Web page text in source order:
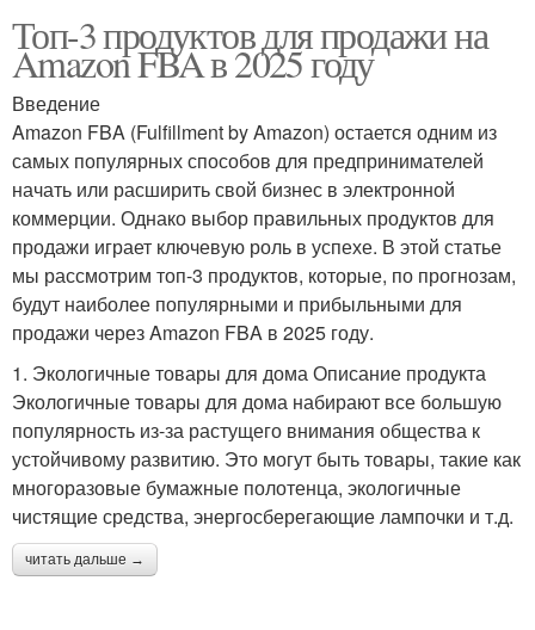
Топ-3 продуктов для продажи на
Amazon FBA в 2025 году
Введение
Amazon FBA (Fulfillment by Amazon) остается одним из
самых популярных способов для предпринимателей
начать или расширить свой бизнес в электронной
коммерции. Однако выбор правильных продуктов для
продажи играет ключевую роль в успехе. В этой статье
мы рассмотрим топ-3 продуктов, которые, по прогнозам,
будут наиболее популярными и прибыльными для
продажи через Amazon FBA в 2025 году.
1. Экологичные товары для дома Описание продукта
Экологичные товары для дома набирают все большую
популярность из-за растущего внимания общества к
устойчивому развитию. Это могут быть товары, такие как
многоразовые бумажные полотенца, экологичные
чистящие средства, энергосберегающие лампочки и т.д.
читать дальше →